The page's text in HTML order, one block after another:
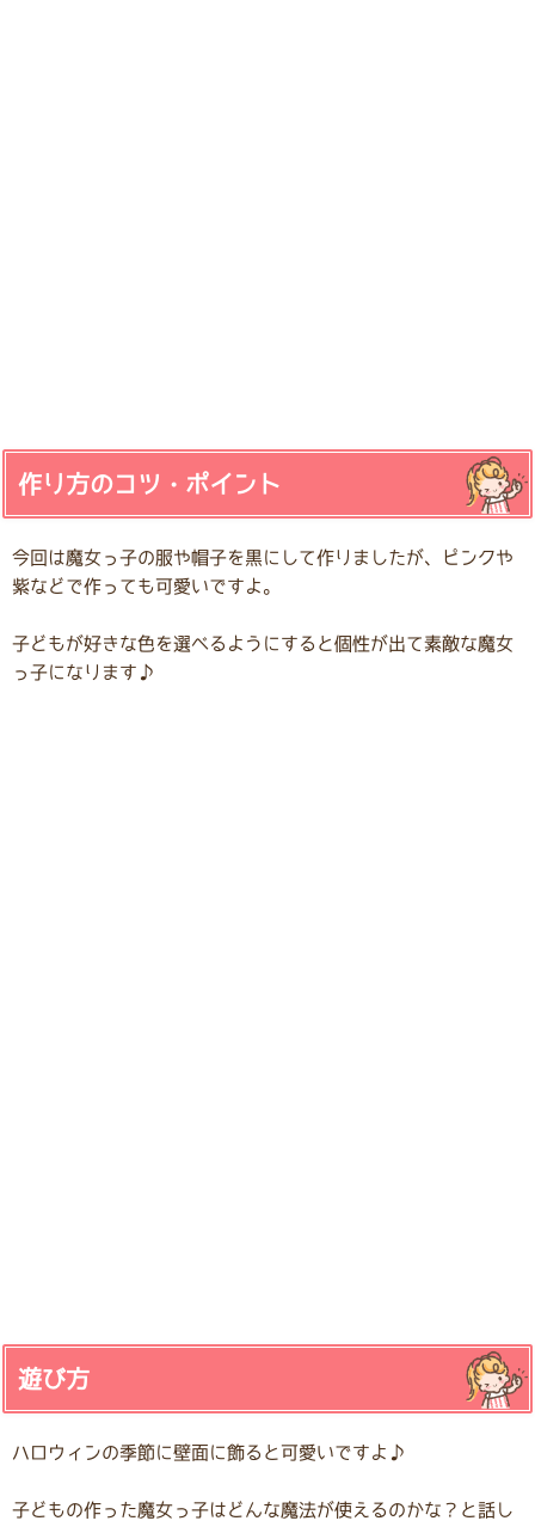
作り方のコツ・ポイント
今回は魔女っ子の服や帽子を黒にして作りましたが、ピンクや
紫などで作っても可愛いですよ。
子どもが好きな色を選べるようにすると個性が出て素敵な魔女
っ子になります♪
遊び方
ハロウィンの季節に壁面に飾ると可愛いですよ♪
子どもの作った魔女っ子はどんな魔法が使えるのかな？と話し